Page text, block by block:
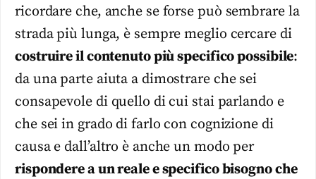
ricordare che, anche se forse può sembrare la
strada più lunga, è sempre meglio cercare di
costruire il contenuto più specifico possibile:
da una parte aiuta a dimostrare che sei
consapevole di quello di cui stai parlando e
che sei in grado di farlo con cognizione di
causa e dall’altro è anche un modo per
rispondere a un reale e specifico bisogno che